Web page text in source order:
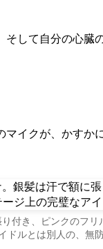
イクが、かす
付き、ピンクのフ
ルとは別人の、無防